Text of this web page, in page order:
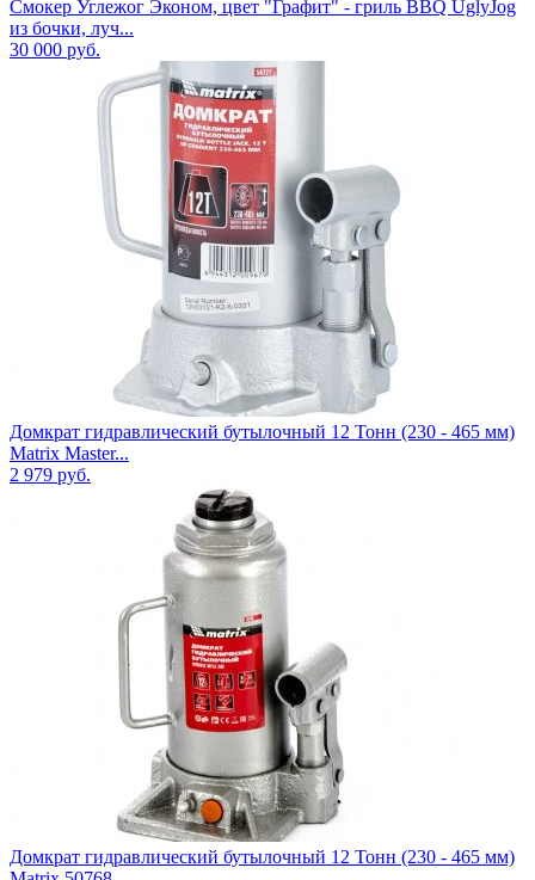
Смокер Углежог Эконом, цвет "Графит" - гриль BBQ UglyJog
из бочки, луч...
30 000 руб.
Домкрат гидравлический бутылочный 12 Тонн (230 - 465 мм)
Matrix Master...
2 979 руб.
Домкрат гидравлический бутылочный 12 Тонн (230 - 465 мм)